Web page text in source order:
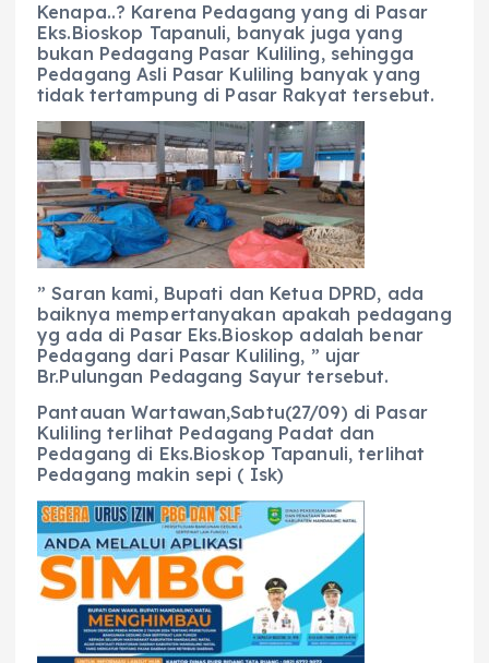
Kenapa..? Karena Pedagang yang di Pasar
Eks.Bioskop Tapanuli, banyak juga yang
bukan Pedagang Pasar Kuliling, sehingga
Pedagang Asli Pasar Kuliling banyak yang
tidak tertampung di Pasar Rakyat tersebut.
” Saran kami, Bupati dan Ketua DPRD, ada
baiknya mempertanyakan apakah pedagang
yg ada di Pasar Eks.Bioskop adalah benar
Pedagang dari Pasar Kuliling, ” ujar
Br.Pulungan Pedagang Sayur tersebut.
Pantauan Wartawan,Sabtu(27/09) di Pasar
Kuliling terlihat Pedagang Padat dan
Pedagang di Eks.Bioskop Tapanuli, terlihat
Pedagang makin sepi ( Isk)